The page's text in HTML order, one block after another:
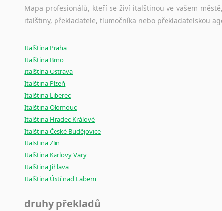
Mapa profesionálů, kteří se živí italštinou ve vašem
italštiny, překladatele, tlumočníka nebo překladatelskou
Italština Praha
Italština Brno
Italština Ostrava
Italština Plzeň
Italština Liberec
Italština Olomouc
Italština Hradec Králové
Italština České Budějovice
Italština Zlín
Italština Karlovy Vary
Italština Jihlava
Italština Ústí nad Labem
druhy překladů